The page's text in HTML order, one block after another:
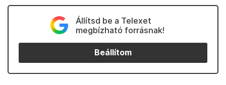
Állítsd be a Telexet
megbízható forrásnak!
Beállítom